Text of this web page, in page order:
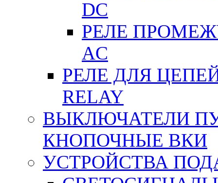
DC
РЕЛЕ
АC
РЕЛЕ ДЛЯ
RELAY
ВЫКЛЮЧАТЕЛИ
КНОПОЧНЫЕ ВКИ
УСТРОЙСТВА